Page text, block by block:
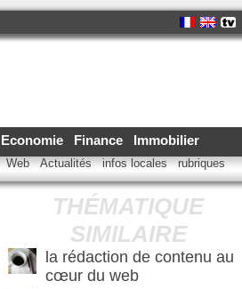
Economie Finance Immobilier
Web Actualités infos locales rubriques
THÉMATIQUE
SIMILAIRE
la rédaction de contenu au
cœur du web